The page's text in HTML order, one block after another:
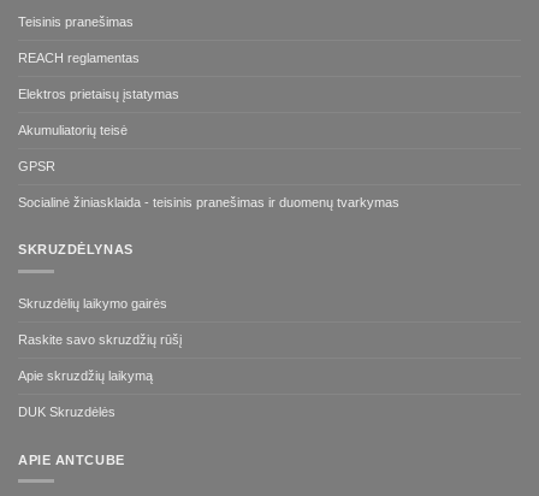
Teisinis pranešimas
REACH reglamentas
Elektros prietaisų įstatymas
Akumuliatorių teisė
GPSR
Socialinė žiniasklaida - teisinis pranešimas ir duomenų tvarkymas
SKRUZDĖLYNAS
Skruzdėlių laikymo gairės
Raskite savo skruzdžių rūšį
Apie skruzdžių laikymą
DUK Skruzdėlės
APIE ANTCUBE